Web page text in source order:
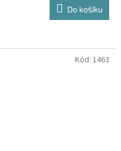
Do košíku
Kód: 1463